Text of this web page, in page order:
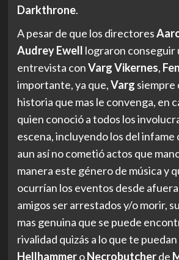
Darkthrone.
A pesar de que los directores
Audrey Ewell lograron conseguir
entrevista conVarg Vikernes,
importante, ya que,Varg siempre
historia que mas le convenga, en
quien conoció a todos los
escena, incluyendo los del
aun así no cometió actos que
manera este género de música y
ocurrían los eventos desde afuera
amigos ser arrestados y/o morir,
mas genuina que se puede
rivalidad quizás a lo que te
HellhammeroNecrobutcherde